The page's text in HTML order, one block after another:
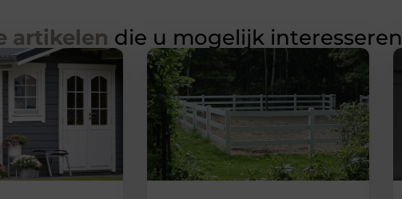
artikelen die u mogelijk interesseren